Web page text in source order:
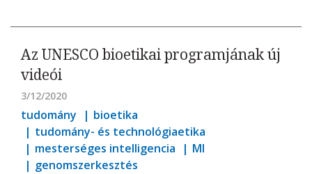
Az UNESCO bioetikai programjának új
videói
3/12/2020
tudomány
bioetika
tudomány- és technológiaetika
mesterséges intelligencia
MI
genomszerkesztés